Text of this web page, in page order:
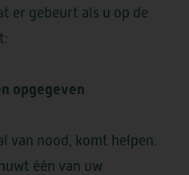
onvoorziene situaties.
er gebeurt als u op de
opgegeven
van nood, komt helpen.
één van uw